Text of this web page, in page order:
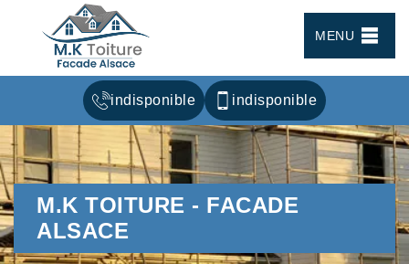
MENU
indisponible indisponible
M.K TOITURE - FACADE
ALSACE